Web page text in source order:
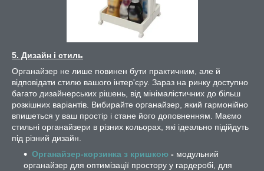
5. Дизайн і стиль
Органайзер не лише повинен бути практичним, але й
відповідати стилю вашого інтер'єру. Зараз на ринку доступно
багато дизайнерських рішень, від мінімалістичних до більш
розкішних варіантів. Вибирайте органайзер, який гармонійно
впишеться у ваш простір і стане його доповненням. Маємо
стильні органайзери в різних кольорах, які ідеально підійдуть
під різний дизайн.
Органайзер-корзинка з кришкою - модульний
органайзер для оптимізації простору у гардеробі, для